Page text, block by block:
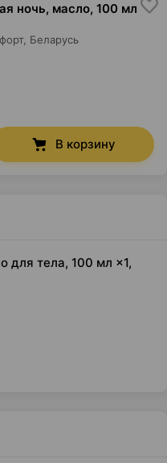
ночь, масло, 100 мл
, Беларусь
В корзину
для тела, 100 мл ×1,